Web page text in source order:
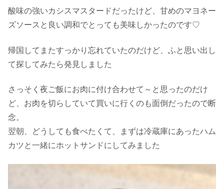
酸味の強いカシスマスタードだったけど、甘めのマヨネー
ズソースと良い調和でとっても美味しかったのです♡
帰国してまたすっかり忘れていたのだけど、ふと思い出し
て探してみたら発見しました
さっそく夜ご飯にお肉に付け合わせて～と思ったのだけ
ど、お肉を切らしていて買いに行くのも面倒だったので断
念。
翌朝、どうしても食べたくて、まずは冷蔵庫にあったハム
カツと一緒にホットサンドにしてみました